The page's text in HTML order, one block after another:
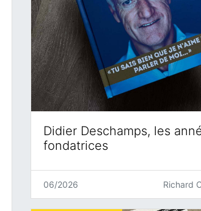
Didier Deschamps, les
fondatrices
06/2026 Richard